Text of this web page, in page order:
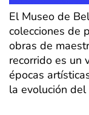
El Museo de
colecciones de
obras de
recorrido es un
épocas
la evolución